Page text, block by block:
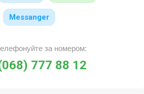
Messanger
за номером:
777 88 12